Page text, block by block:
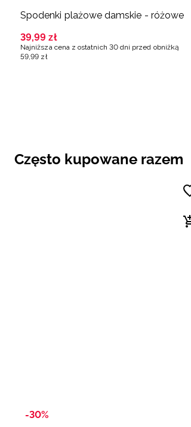
Spodenki plażowe damskie - różowe
39,99 zł
Najniższa cena z ostatnich 30 dni przed obniżką
59,99 zł
Często kupowane razem
-30%